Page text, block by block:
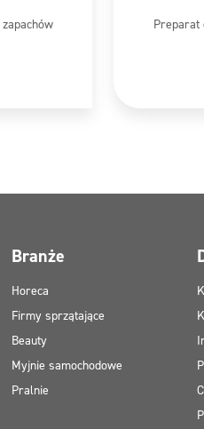
Preparat
Branże
Horeca
Firmy sprzątające
Beauty
Myjnie samochodowe
Pralnie